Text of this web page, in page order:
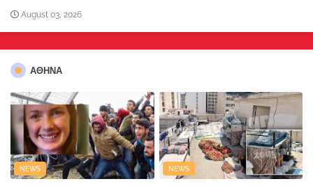
August 03, 2026
ΑΘΗΝΑ
NEWS NEWS